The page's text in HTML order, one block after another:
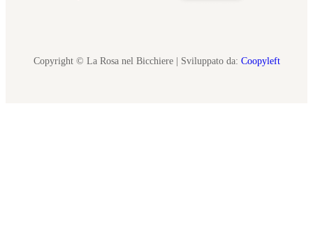
Copyright © La Rosa nel Bicchiere | Sviluppato da: Coopyleft